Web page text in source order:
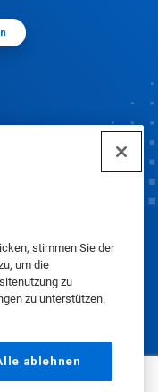
stimmen Sie der
um die
zu
zu unterstützen.
ablehnen